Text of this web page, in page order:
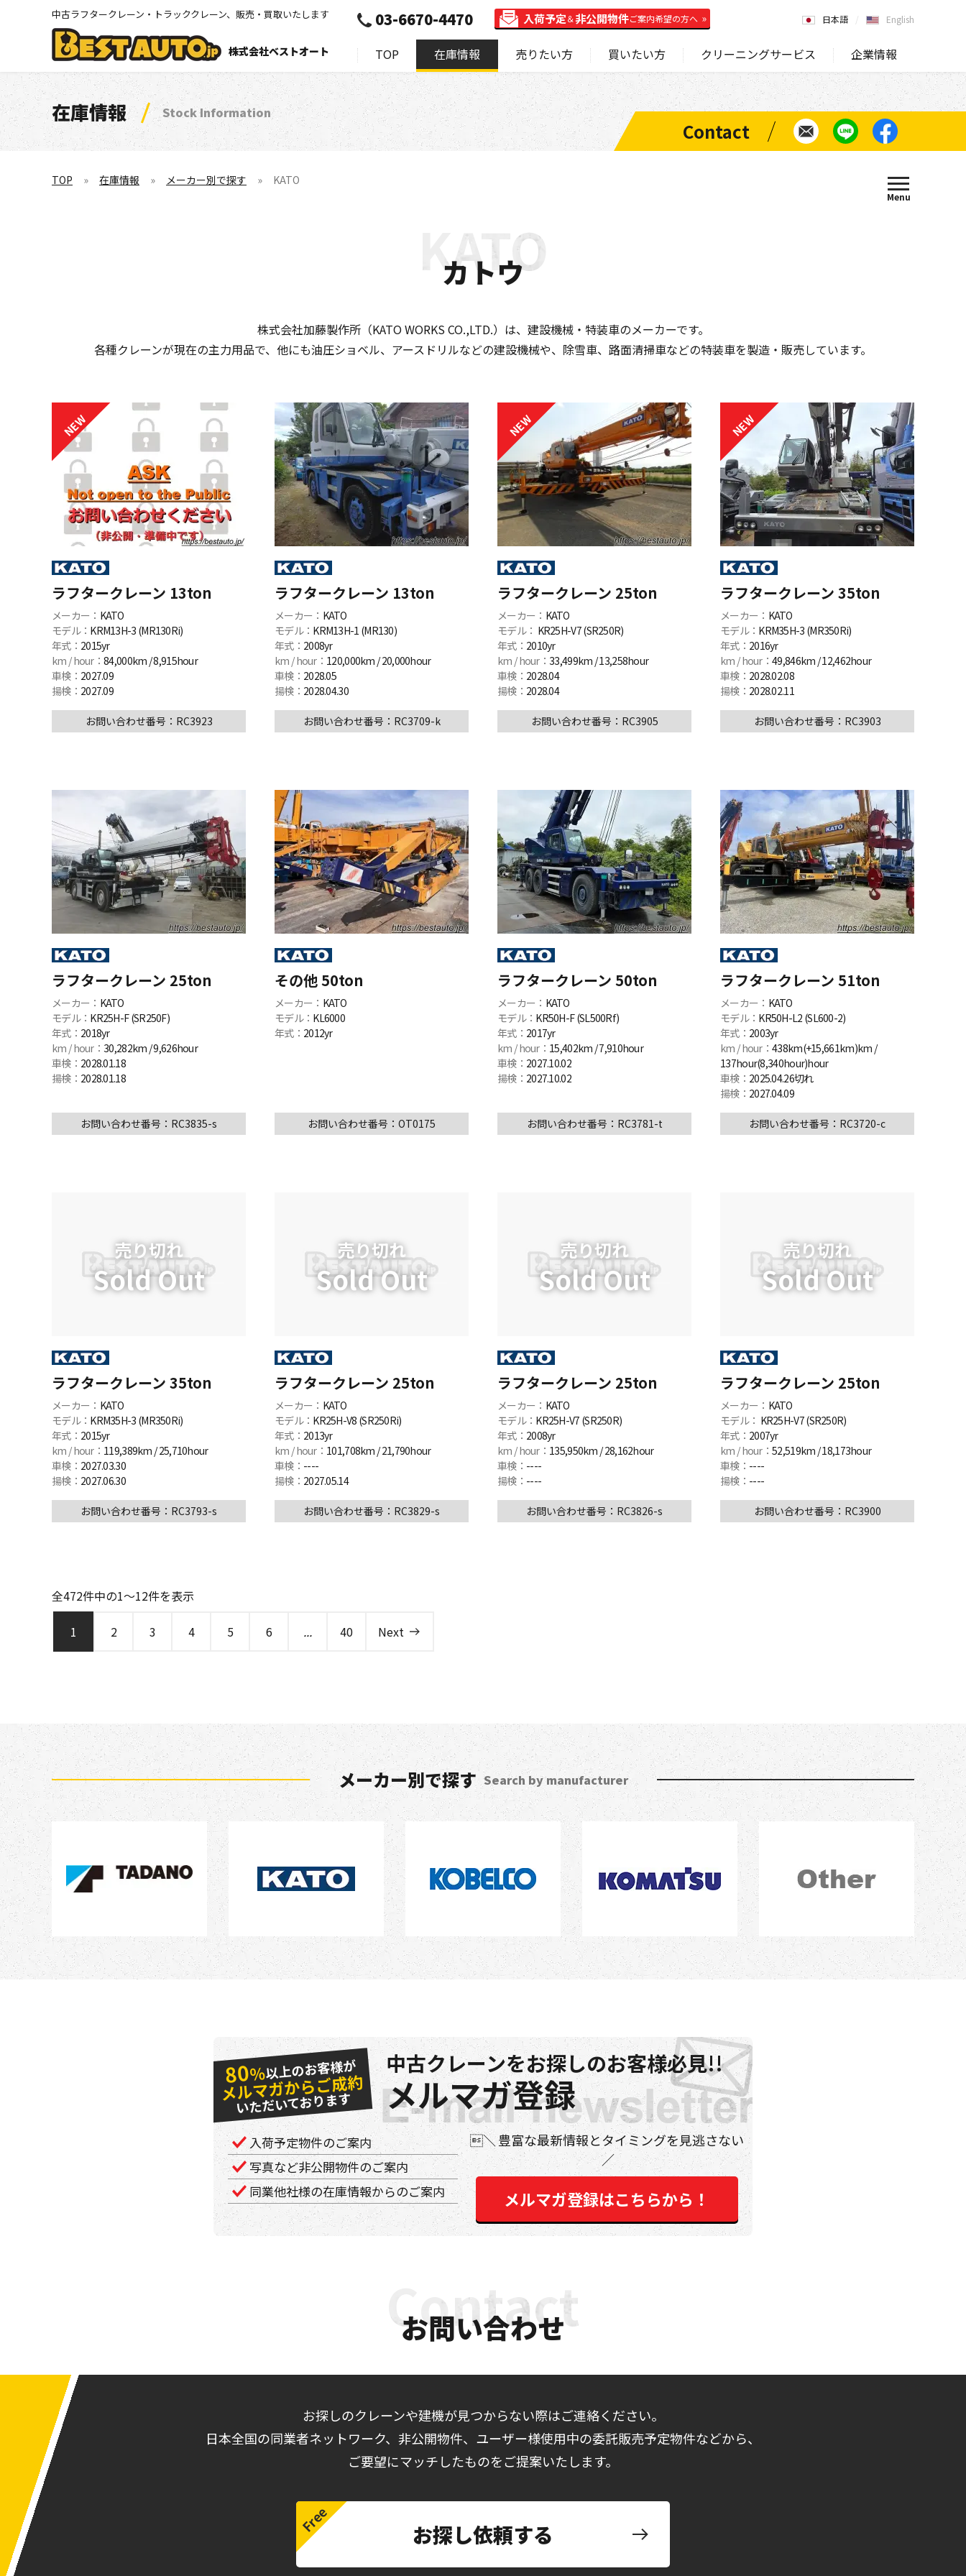
中古ラフタークレーン・トラッククレーン、販売・買取いたします
株式会社ベストオート TOP 在庫情報 売りたい方 買いたい方 クリーニングサービス 企業情報
03-6670-4470 入荷予定＆非公開物件ご案内希望の方へ 日本語 English
在庫情報 Stock Information
TOP 在庫情報 メーカー別で探す KATO
カトウ
株式会社加藤製作所（KATO WORKS CO.,LTD.）は、 建設機械・特装車のメーカーです。
各種クレーンが現在の主力用品で、 他にも油圧ショベル、 アースドリルなどの建設機械や、除雪車、 路面清掃車などの特装車を製造・販売しています。
ラフタークレーン 13ton
メーカー： KATO
モデル： KRM13H-3 (MR130Ri)
年式： 2015yr
km / hour： 84,000km / 8,915hour
車検： 2027.09
揚検： 2027.09
お問い合わせ番号：RC3923
ラフタークレーン 13ton
メーカー： KATO
モデル： KRM13H-1 (MR130)
年式： 2008yr
km / hour： 120,000km / 20,000hour
車検： 2028.05
揚検： 2028.04.30
お問い合わせ番号：RC3709-k
ラフタークレーン 25ton
メーカー： KATO
モデル： KR25H-V7 (SR250R)
年式： 2010yr
km / hour： 33,499km / 13,258hour
車検： 2028.04
揚検： 2028.04
お問い合わせ番号：RC3905
ラフタークレーン 35ton
メーカー： KATO
モデル： KRM35H-3 (MR350Ri)
年式： 2016yr
km / hour： 49,846km / 12,462hour
車検： 2028.02.08
揚検： 2028.02.11
お問い合わせ番号：RC3903
ラフタークレーン 25ton
メーカー： KATO
モデル： KR25H-F (SR250F)
年式： 2018yr
km / hour： 30,282km / 9,626hour
車検： 2028.01.18
揚検： 2028.01.18
お問い合わせ番号：RC3835-s
その他 50ton
メーカー： KATO
モデル： KL6000
年式： 2012yr
お問い合わせ番号：OT0175
ラフタークレーン 50ton
メーカー： KATO
モデル： KR50H-F (SL500Rf)
年式： 2017yr
km / hour： 15,402km / 7,910hour
車検： 2027.10.02
揚検： 2027.10.02
お問い合わせ番号：RC3781-t
ラフタークレーン 51ton
メーカー： KATO
モデル： KR50H-L2 (SL600-2)
年式： 2003yr
km / hour： 438km(+15,661km)km /
137hour(8,340hour)hour
車検： 2025.04.26切れ
揚検： 2027.04.09
お問い合わせ番号：RC3720-c
ラフタークレーン 35ton
メーカー： KATO
モデル： KRM35H-3 (MR350Ri)
年式： 2015yr
km / hour： 119,389km / 25,710hour
車検： 2027.03.30
揚検： 2027.06.30
お問い合わせ番号：RC3793-s
ラフタークレーン 25ton
メーカー： KATO
モデル： KR25H-V8 (SR250Ri)
年式： 2013yr
km / hour： 101,708km / 21,790hour
車検： ----
揚検： 2027.05.14
お問い合わせ番号：RC3829-s
ラフタークレーン 25ton
メーカー： KATO
モデル： KR25H-V7 (SR250R)
年式： 2008yr
km / hour： 135,950km / 28,162hour
車検： ----
揚検： ----
お問い合わせ番号：RC3826-s
ラフタークレーン 25ton
メーカー： KATO
モデル： KR25H-V7 (SR250R)
年式： 2007yr
km / hour： 52,519km / 18,173hour
車検： ----
揚検： ----
お問い合わせ番号：RC3900
全472件中の1〜12件を表示
1 2 3 4 5 6 ... 40 Next
メーカー別で探す Search by manufacturer
80％以上のお客様が
メルマガからご成約
いただいております
中古クレーンをお探しのお客様必見!!
メルマガ登録
入荷予定物件のご案内
写真など非公開物件のご案内
同業他社様の在庫情報からのご案内
豊富な最新情報とタイミングを見逃さない
メルマガ登録はこちらから！
お問い合わせ
お探しのクレーンや建機が見つからない際はご連絡ください。
日本全国の同業者ネットワーク、非公開物件、ユーザー様使用中の委託販売予定物件などから、
ご要望にマッチしたものをご提案いたします。
お探し依頼する